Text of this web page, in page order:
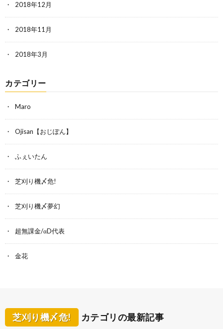
2018年12月
2018年11月
2018年3月
カテゴリー
Maro
Ojisan【おじぽん】
ふぇいたん
芝刈り機〆危!
芝刈り機〆夢幻
超無課金/αD代表
金花
芝刈り機〆危! カテゴリの最新記事